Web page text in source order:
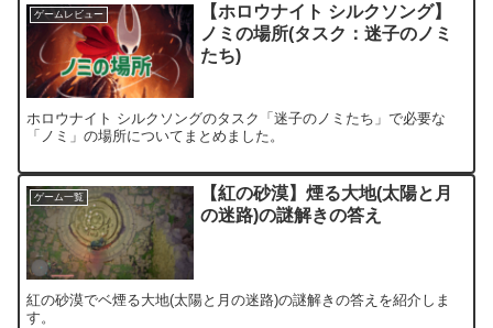
ゲームレビュー
【ホロウナイト シルクソング】
ノミの場所(タスク：迷子のノミ
たち)
ホロウナイト シルクソングのタスク「迷子のノミたち」で必要な
「ノミ」の場所についてまとめました。
ゲーム一覧
【紅の砂漠】煙る大地(太陽と月
の迷路)の謎解きの答え
紅の砂漠でベ煙る大地(太陽と月の迷路)の謎解きの答えを紹介しま
す。